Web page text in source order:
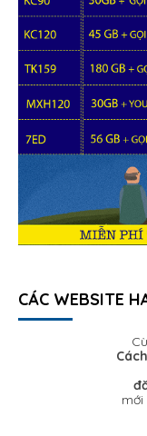
CÁC WEBSITE
mới